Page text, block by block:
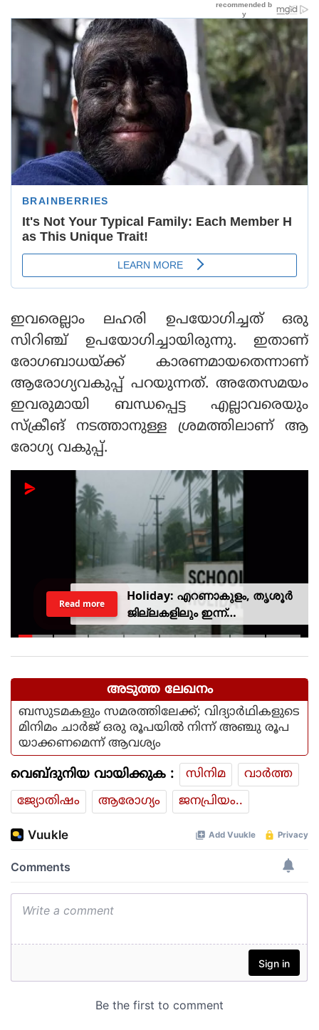
ഇവരെല്ലാം ലഹരി ഉപയോഗിച്ചത് ഒരു
സിറിഞ്ച് ഉപയോഗിച്ചായിരുന്നു. ഇതാണ്
രോഗബാധയ്ക്ക് കാരണമായതെന്നാണ്
ആരോഗ്യവകുപ്പ് പറയുന്നത്. അതേസമയം
ഇവരുമായി ബന്ധപ്പെട്ട എല്ലാവരെയും
സ്‌ക്രീങ് നടത്താനുള്ള ശ്രമത്തിലാണ് ആ
രോഗ്യ വകുപ്പ്.
Holiday: എറണാകുളം, തൃശൂർ
ജില്ലകളിലും ഇന്ന്
അവധിയാണേ..!
Read more
അടുത്ത ലേഖനം
ബസുടമകളും സമരത്തിലേക്ക്; വിദ്യാര്‍ഥികളുടെ
മിനിമം ചാര്‍ജ് ഒരു രൂപയില്‍ നിന്ന് അഞ്ചു രൂപ
യാക്കണമെന്ന് ആവശ്യം
വെബ്ദുനിയ വായിക്കുക : സിനിമ
വാര്‍ത്ത
ജ്യോതിഷം
ആരോഗ്യം ജനപ്രിയം..